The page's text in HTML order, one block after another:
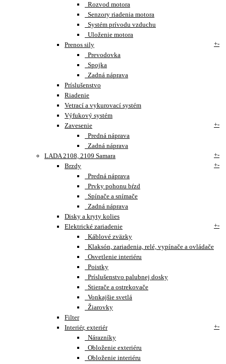
Rozvod motora
Senzory riadenia motora
Systém prívodu vzduchu
Uloženie motora
Prenos sily
+-
Prevodovka
Spojka
Zadná náprava
Príslušenstvo
Riadenie
Vetrací a vykurovací systém
Výfukový systém
Zavesenie
+-
Predná náprava
Zadná náprava
LADA 2108, 2109 Samara
+-
Brzdy
+-
Predná náprava
Prvky pohonu bŕzd
Spínače a snímače
Zadná náprava
Disky a kryty kolies
Elektrické zariadenie
+-
Káblové zväzky
Klaksón, zariadenia, relé, vypínače a ovládače
Osvetlenie interiéru
Poistky
Príslušenstvo palubnej dosky
Stierače a ostrekovače
Vonkajšie svetlá
Žiarovky
Filter
Interiér, exteriér
+-
Nárazníky
Obloženie exteriéru
Obloženie interiéru